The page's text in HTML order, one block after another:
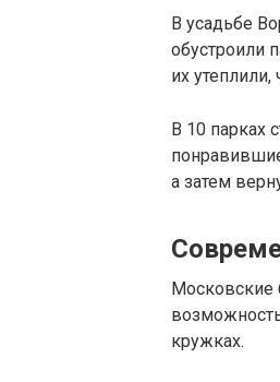
В усадьбе
обустроили
их
В 10 парках
а затем
Московские
кружках.